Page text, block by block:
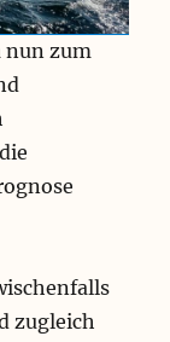
nun zum
zugleich